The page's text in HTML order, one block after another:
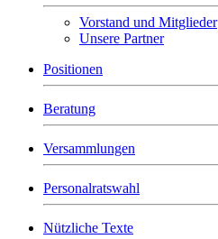
Vorstand und Mitglieder
Unsere Partner
Positionen
Beratung
Versammlungen
Personalratswahl
Nützliche Texte